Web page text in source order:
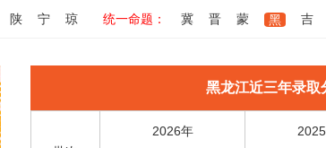
陕 宁 琼 统一命题： 冀 晋 蒙 黑 吉
黑龙江近三年录取
2026年